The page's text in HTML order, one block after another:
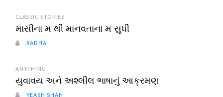
CLASSIC STORIES
માસીના મ થી માનવતાના મ સુધી
RADHA
ANYTHING
યુવાવય અને અશ્લીલ ભાષાનું આક્રમણ